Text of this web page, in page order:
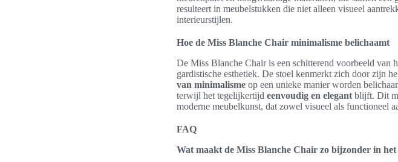
resulteert in meubelstukken die niet alleen visueel
interieurstijlen.
Hoe de Miss Blanche Chair minimalisme belichaamt
De Miss Blanche Chair is een schitterend voorbeeld van
gardistische esthetiek. De stoel kenmerkt zich door zijn
van minimalisme op een unieke manier worden
terwijl het tegelijkertijd eenvoudig en elegant blijft. Dit
moderne meubelkunst, dat zowel visueel als functioneel
FAQ
Wat maakt de Miss Blanche Chair zo bijzonder in het